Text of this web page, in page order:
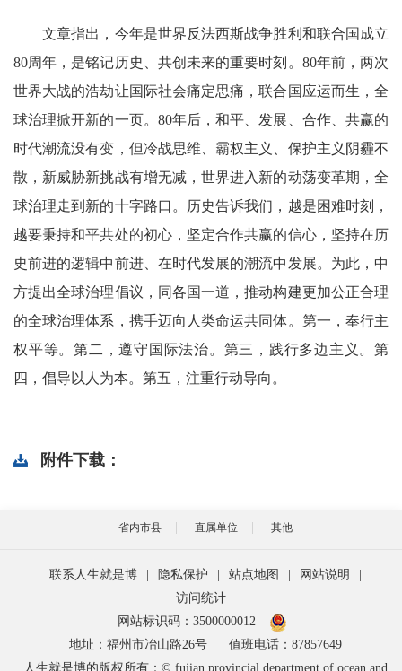
文章指出，今年是世界反法西斯战争胜利和联合国成立
80周年，是铭记历史、共创未来的重要时刻。80年前，两次
世界大战的浩劫让国际社会痛定思痛，联合国应运而生，全
球治理掀开新的一页。80年后，和平、发展、合作、共赢的
时代潮流没有变，但冷战思维、霸权主义、保护主义阴霾不
散，新威胁新挑战有增无减，世界进入新的动荡变革期，全
球治理走到新的十字路口。历史告诉我们，越是困难时刻，
越要秉持和平共处的初心，坚定合作共赢的信心，坚持在历
史前进的逻辑中前进、在时代发展的潮流中发展。为此，中
方提出全球治理倡议，同各国一道，推动构建更加公正合理
的全球治理体系，携手迈向人类命运共同体。第一，奉行主
权平等。第二，遵守国际法治。第三，践行多边主义。第
四，倡导以人为本。第五，注重行动导向。
附件下载：
省内市县 直属单位 其他
联系人生就是博 隐私保护 站点地图 网站说明
访问统计
网站标识码：3500000012
地址：福州市冶山路26号
值班电话：87857649
人生就是博的版权所有：© fujian provincial department of ocean and